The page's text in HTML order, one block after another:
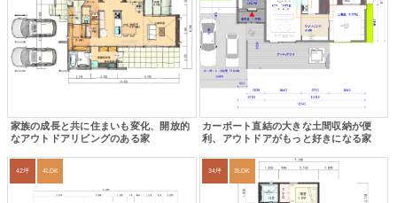
家族の成長と共に住まいも変化、開放的
なアウトドアリビングのある家
カーポート直結の大きな土間収納が便
利、アウトドアがもっと好きになる家
42坪 4LDK 34坪 3LDK